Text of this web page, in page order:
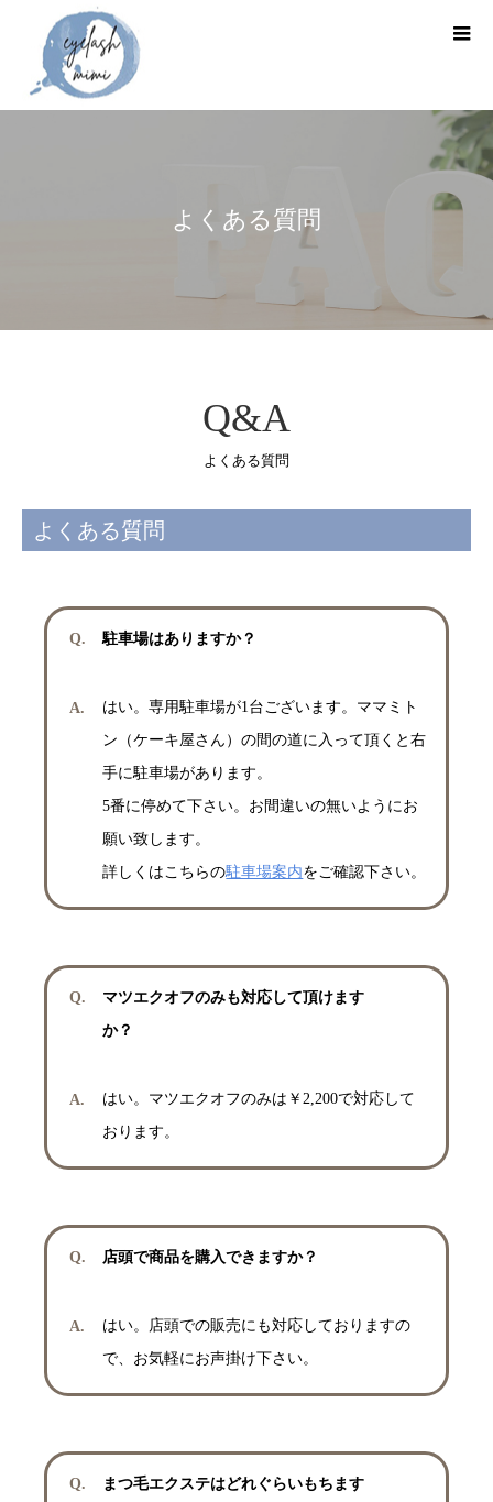
よくある質問
Q&A
よくある質問
よくある質問
駐車場はありますか？
はい。専用駐車場が1台ございます。ママミト
ン（ケーキ屋さん）の間の道に入って頂くと右
手に駐車場があります。
5番に停めて下さい。お間違いの無いようにお
願い致します。
詳しくはこちらの駐車場案内をご確認下さい。
マツエクオフのみも対応して頂けます
か？
はい。マツエクオフのみは￥2,200で対応して
おります。
店頭で商品を購入できますか？
はい。店頭での販売にも対応しておりますの
で、お気軽にお声掛け下さい。
まつ毛エクステはどれぐらいもちます